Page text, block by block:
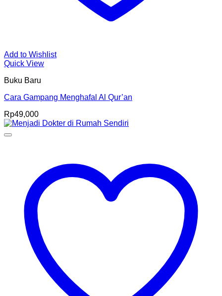
Add to Wishlist
Quick View
Buku Baru
Cara Gampang Menghafal Al Qur’an
Rp49,000